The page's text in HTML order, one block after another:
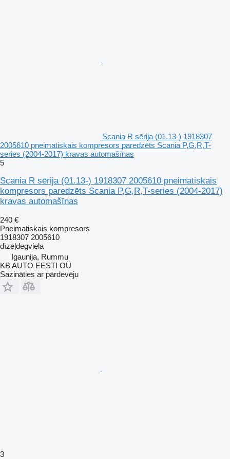
Scania R sērija (01.13-) 1918307
2005610 pneimatiskais kompresors paredzēts Scania P,G,R,T-
series (2004-2017) kravas automašīnas
5
Scania R sērija (01.13-) 1918307 2005610 pneimatiskais
kompresors paredzēts Scania P,G,R,T-series (2004-2017)
kravas automašīnas
240 €
Pneimatiskais kompresors
1918307 2005610
dīzeļdegviela
Igaunija, Rummu
KB AUTO EESTI OÜ
Sazināties ar pārdevēju
3